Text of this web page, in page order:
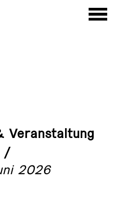
Veranstaltung
/
2026